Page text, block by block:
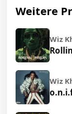
Weitere
Wiz
Wiz